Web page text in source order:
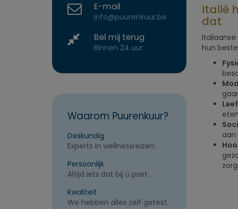
E-mail
info@puurenkuur.be
Bel mij terug
Binnen 24 uur
Waarom Puurenkuur?
Deskundig
Experts in wellnessreizen.
Persoonlijk
Altijd iets dat bij ú past.
Kwaliteit
We hebben alles zelf getest.
Italië
dat
hun